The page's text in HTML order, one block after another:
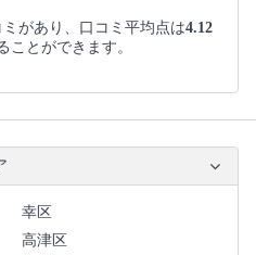
があり、口コミ平均点は4.12
ことができます。
幸区
高津区